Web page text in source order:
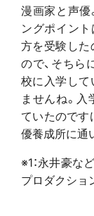
漫画家と声優
ングポイン
方を受験した
ので、そちら
校に入学して
ませんね。
ていたのです
優養成所に通
※1：永井豪な
プロダクショ